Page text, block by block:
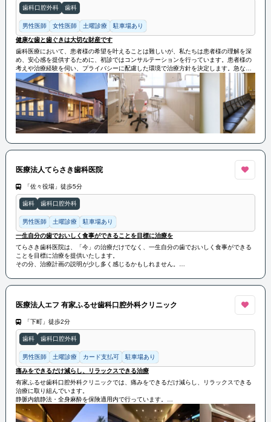
歯科口腔外科 歯科
男性医師 女性医師 土曜診療 駐車場あり
健康な歯と歯ぐきは大切な財産です
歯科医療において、患者様の希望を叶えることは難しいが、私たちは患者様の理解を深
め、安心感を提供するために、初診ではコンサルテーションを行っています。患者様の
考えや治療経験を伺い、プライバシーに配慮した環境で治療方針を決定します。急な歯
の処置はほとんどなく、エックス線や口腔内写真を活用し、患者様に状況を理解しても
らうよう努めます。私たちは「歯を診るのではなく、人を診る」ことを大切にし、患者
様とのコミュニケーションを通じて治療を進めています。鶴田歯科医院は、お口の健康
を重視し、きちんとした歯科治療を受けたいと考える方に適しています。
医療法人てらさき歯科医院
「佐々役場」徒歩5分
歯科 歯科口腔外科
男性医師 土曜診療 駐車場あり
一生自分の歯でおいしく食事ができることを目標に治療を
てらさき歯科医院は、「今」の治療だけでなく、一生自分の歯でおいしく食事ができる
ことを目標に治療を提供いたします。
その分、治療計画の説明が少し多く感じるかもしれません。
させていただきます。
医療法人エフ 有家ふるせ歯科口腔外科クリニック
「下町」徒歩2分
歯科 歯科口腔外科
男性医師 土曜診療 カード支払可 駐車場あり
痛みをできるだけ減らし、リラックスできる治療
有家ふるせ歯科口腔外科クリニックでは、痛みをできるだけ減らし、リラックスできる
治療に取り組んでいます。
静脈内鎮静法・全身麻酔を保険適用内で行っています。
患者様の負担が少しでも減る治療を提供いたします。